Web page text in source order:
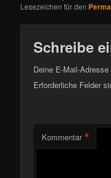
Lesezeichen für den
Schreibe
Deine E-Mail-
Erforderliche Felder
Kommentar *